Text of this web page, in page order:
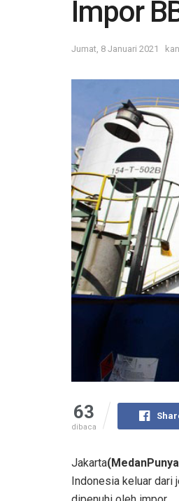
Impor
Jumat, 8 Januari 2021
63
dibaca
Jakarta
Indonesia keluar dari